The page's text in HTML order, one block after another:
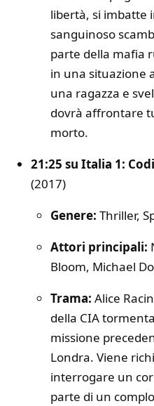
libertà, si imbatte
sanguinoso
parte della mafia
in una situazione
una ragazza e
dovrà affrontare
morto.
21:25 su Italia 1:
(2017)
Genere: Thriller,
Attori principali:
Bloom, Michael
Trama: Alice
della CIA
missione
Londra. Viene
interrogare un
parte di un